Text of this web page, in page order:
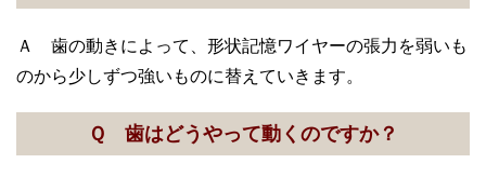
Ａ 歯の動きによって、形状記憶ワイヤーの張力を弱いも
のから少しずつ強いものに替えていきます。
Ｑ 歯はどうやって動くのですか？